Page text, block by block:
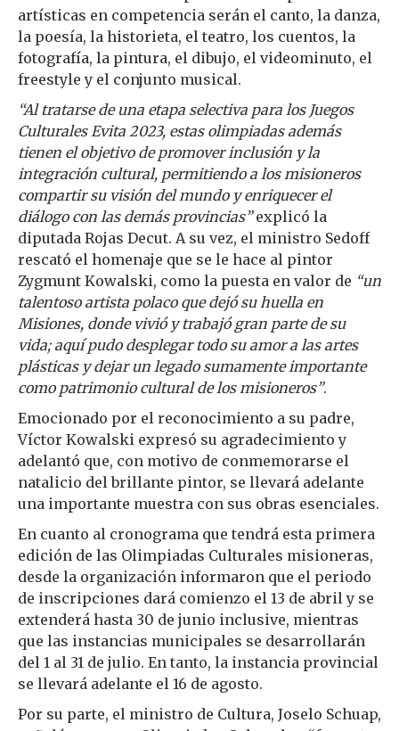
artísticas en competencia serán el canto, la danza,
la poesía, la historieta, el teatro, los cuentos, la
fotografía, la pintura, el dibujo, el videominuto, el
freestyle y el conjunto musical.
“Al tratarse de una etapa selectiva para los Juegos
Culturales Evita 2023, estas olimpiadas además
tienen el objetivo de promover inclusión y la
integración cultural, permitiendo a los misioneros
compartir su visión del mundo y enriquecer el
diálogo con las demás provincias”explicó la
diputada Rojas Decut. A su vez, el ministro Sedoff
rescató el homenaje que se le hace al pintor
Zygmunt Kowalski, como la puesta en valor de “un
talentoso artista polaco que dejó su huella en
Misiones, donde vivió y trabajó gran parte de su
vida; aquí pudo desplegar todo su amor a las artes
plásticas y dejar un legado sumamente importante
como patrimonio cultural de los misioneros”.
Emocionado por el reconocimiento a su padre,
Víctor Kowalski expresó su agradecimiento y
adelantó que, con motivo de conmemorarse el
natalicio del brillante pintor, se llevará adelante
una importante muestra con sus obras esenciales.
En cuanto al cronograma que tendrá esta primera
edición de las Olimpiadas Culturales misioneras,
desde la organización informaron que el periodo
de inscripciones dará comienzo el 13 de abril y se
extenderá hasta 30 de junio inclusive, mientras
que las instancias municipales se desarrollarán
del 1 al 31 de julio. En tanto, la instancia provincial
se llevará adelante el 16 de agosto.
Por su parte, el ministro de Cultura, Joselo Schuap,